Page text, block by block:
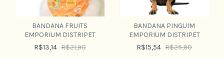
BANDANA FRUITS
EMPORIUM DISTRIPET
R$13,14 R$21,90
BANDANA PINGUIM
EMPORIUM DISTRIPET
R$15,54 R$25,90